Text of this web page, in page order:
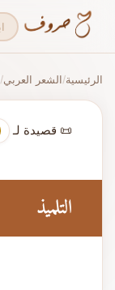
الرئيسية/الشعر العربي/
📜 قصيدة لـ
التلميذ